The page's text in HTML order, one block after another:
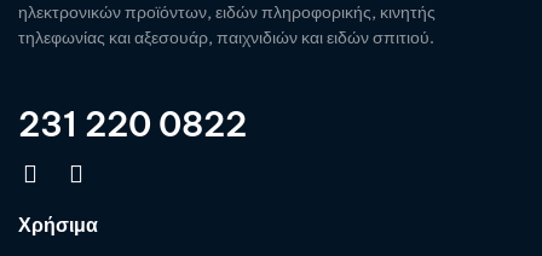
ηλεκτρονικών προϊόντων, ειδών πληροφορικής, κινητής
τηλεφωνίας και αξεσουάρ, παιχνιδιών και ειδών σπιτιού.
231 220 0822
Χρήσιμα